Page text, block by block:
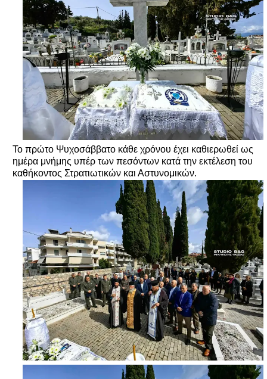
Το πρώτο Ψυχοσάββατο κάθε χρόνου έχει καθιερωθεί ως
ημέρα μνήμης υπέρ των πεσόντων κατά την εκτέλεση του
καθήκοντος Στρατιωτικών και Αστυνομικών.